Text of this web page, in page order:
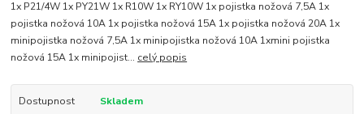
1x P21/4W 1x PY21W 1x R10W 1x RY10W 1x pojistka nožová 7,5A 1x
pojistka nožová 10A 1x pojistka nožová 15A 1x pojistka nožová 20A 1x
minipojistka nožová 7,5A 1x minipojistka nožová 10A 1xmini pojistka
nožová 15A 1x minipojist... celý popis
Dostupnost Skladem